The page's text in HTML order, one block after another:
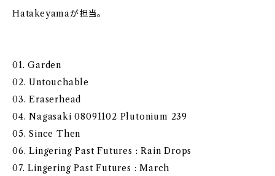
Hatakeyamaが担当。
01. Garden
02. Untouchable
03. Eraserhead
04. Nagasaki 08091102 Plutonium 239
05. Since Then
06. Lingering Past Futures : Rain Drops
07. Lingering Past Futures : March